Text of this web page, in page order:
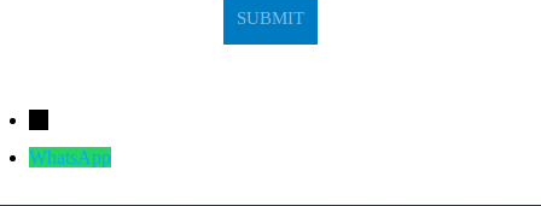
SUBMIT
WhatsApp